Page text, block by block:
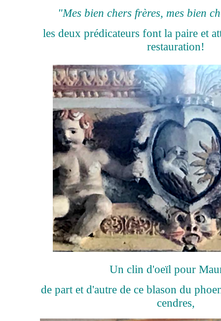
"Mes bien chers frères, mes bien
les deux prédicateurs font la paire et
restauration!
Un clin d'oeïl pour
de part et d'autre de ce blason du
cendres,